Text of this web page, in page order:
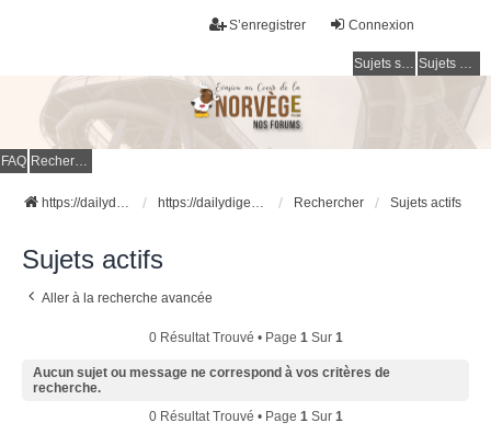
Connexion
S’enregistrer
Sujets sans réponse Sujets actifs
FAQ Rechercher
https://dailydigesthub.com https://dailydigesthub.com Rechercher Sujets actifs
Sujets actifs
Aller à la recherche avancée
0 Résultat Trouvé • Page 1Sur 1
Aucun sujet ou message ne correspond à vos critères de
recherche.
0 Résultat Trouvé • Page 1Sur 1